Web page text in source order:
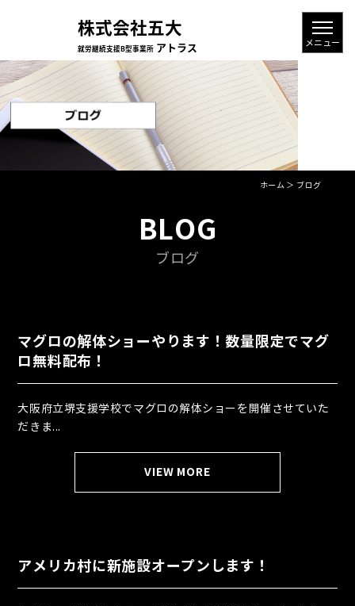
ホーム ＞ ブログ
BLOG
ブログ
マグロの解体ショーやります！数量限定でマグ
ロ無料配布！
大阪府立堺支援学校でマグロの解体ショーを開催させていた
だきま...
VIEW MORE
アメリカ村に新施設オープンします！